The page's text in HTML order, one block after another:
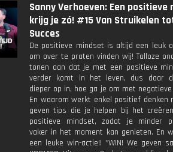
Sanny Verhoeven: Een positieve
krijg je zó! #15 Van Struikelen
Succes
De positieve mindset is altijd een leuk
om over te praten vinden wij! Talloze
tonen aan dat je met een positieve
verder komt in het leven, dus daar
dieper op in, hoe ga je om met
En waarom werkt enkel positief denken
geven tips die je helpen bij het
positieve mindset, zodat je minder
vaker in het moment kan genieten. En
een leuke win-actie!! *WIN! We geven